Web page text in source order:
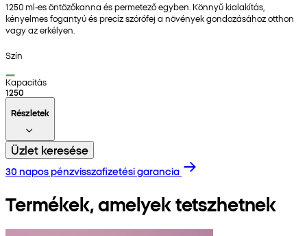
1250 ml-es öntözőkanna és permetező egyben. Könnyű kialakítás,
kényelmes fogantyú és precíz szórófej a növények gondozásához otthon
vagy az erkélyen.
Szín
Kapacitás
1250
Részletek
Üzlet keresése
30 napos pénzvisszafizetési garancia
Termékek, amelyek tetszhetnek